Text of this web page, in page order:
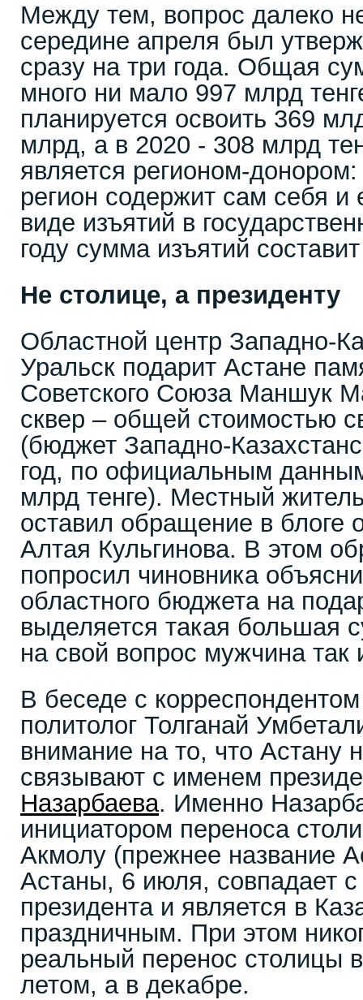
Между тем, вопрос далеко
середине апреля был
сразу на три года. Общая
много ни мало 997 млрд
планируется освоить 369
млрд, а в 2020 - 308 млрд
является регионом-донором:
регион содержит сам себя и
виде изъятий в
году сумма изъятий
Не столице, а президенту
Областной центр Западно-
Уральск подарит Астане
Советского Союза Маншук
сквер – общей стоимостью
(бюджет Западно-
год, по официальным
млрд тенге). Местный
оставил обращение в блоге
Алтая Кульгинова. В этом
попросил чиновника
областного бюджета на
выделяется такая большая
на свой вопрос мужчина
В беседе с
политолог Толганай
внимание на то, что Астану
связывают с именем
Назарбаева. Именно
инициатором переноса
Акмолу (прежнее название
Астаны, 6 июля, совпадает
президента и является в
праздничным. При этом
реальный перенос столицы
летом, а в декабре.